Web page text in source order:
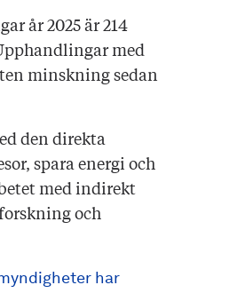
år 2025 är 214
med
minskning sedan
den direkta
spara energi och
med indirekt
och
har